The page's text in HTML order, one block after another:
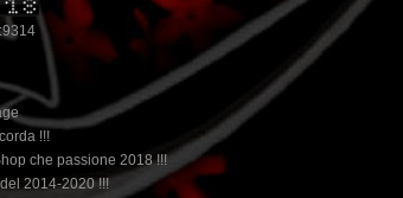
!!!
che passione 2018 !!!
2014-2020 !!!